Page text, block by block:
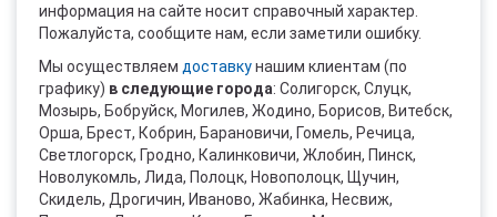
информация на сайте носит справочный характер.
Пожалуйста, сообщите нам, если заметили ошибку.
Мы осуществляем доставкунашим клиентам (по
графику) в следующие города: Солигорск, Слуцк,
Мозырь, Бобруйск, Могилев, Жодино, Борисов, Витебск,
Орша, Брест, Кобрин, Барановичи, Гомель, Речица,
Светлогорск, Гродно, Калинковичи, Жлобин, Пинск,
Новолукомль, Лида, Полоцк, Новополоцк, Щучин,
Скидель, Дрогичин, Иваново, Жабинка, Несвиж,